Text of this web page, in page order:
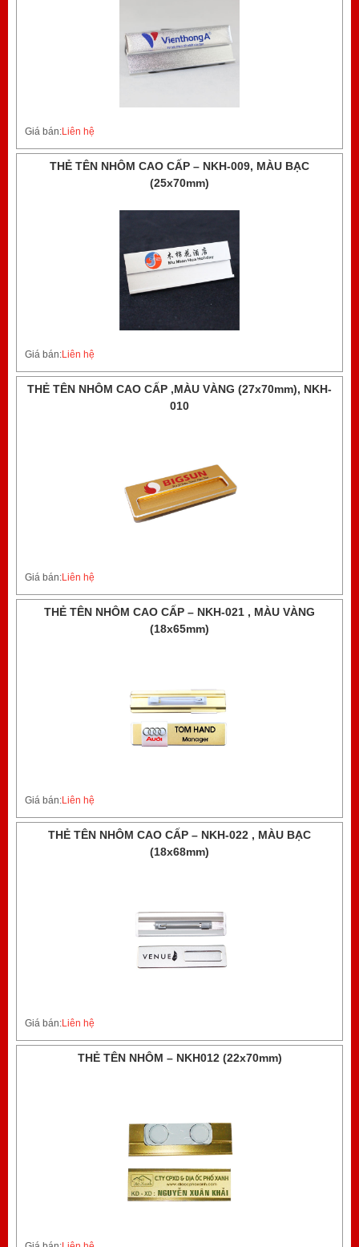
Giá bán:Liên hệ
THẺ TÊN NHÔM CAO CẤP – NKH-009, MÀU BẠC
(25x70mm)
Giá bán:Liên hệ
THẺ TÊN NHÔM CAO CẤP ,MÀU VÀNG (27x70mm), NKH-
010
Giá bán:Liên hệ
THẺ TÊN NHÔM CAO CẤP – NKH-021 , MÀU VÀNG
(18x65mm)
Giá bán:Liên hệ
THẺ TÊN NHÔM CAO CẤP – NKH-022 , MÀU BẠC
(18x68mm)
Giá bán:Liên hệ
THẺ TÊN NHÔM – NKH012 (22x70mm)